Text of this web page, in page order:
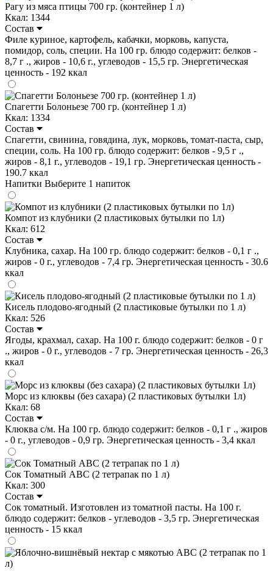
Рагу из мяса птицы 700 гр. (контейнер 1 л)
Ккал: 1344
Состав
Филе куриное, картофель, кабачки, морковь, капуста,
помидор, соль, специи. На 100 гр. блюдо содержит: белков -
8,7 г ., жиров - 10,6 г., углеводов - 15,5 гр. Энергетическая
ценность - 192 ккал
Спагетти Болоньезе 700 гр. (контейнер 1 л)
Ккал: 1334
Состав
Спагетти, свинина, говядина, лук, морковь, томат-паста, сыр,
специи, соль. На 100 гр. блюдо содержит: белков - 9,5 г .,
жиров - 8,1 г., углеводов - 19,1 гр. Энергетическая ценность -
190.7 ккал
Напитки Выберите 1 напиток
Компот из клубники (2 пластиковых бутылки по 1л)
Ккал: 612
Состав
Клубника, сахар. На 100 гр. блюдо содержит: белков - 0,1 г .,
жиров - 0 г., углеводов - 7,4 гр. Энергетическая ценность - 30.6
ккал
Кисель плодово-ягодный (2 пластиковые бутылки по 1 л)
Ккал: 526
Состав
Ягоды, крахмал, сахар. На 100 г. блюдо содержит: белков - 0 г
., жиров - 0 г., углеводов - 7 гр. Энергетическая ценность - 26,3
ккал
Морс из клюквы (без сахара) (2 пластиковых бутылки 1л)
Ккал: 68
Состав
Клюква с/м. На 100 гр. блюдо содержит: белков - 0,1 г ., жиров
- 0 г., углеводов - 0,9 гр. Энергетическая ценность - 3,4 ккал
Сок Томатный ABC (2 тетрапак по 1 л)
Ккал: 300
Состав
Сок томатный. Изготовлен из томатной пасты. На 100 г.
блюдо содержит: белков - углеводов - 3,5 гр. Энергетическая
ценность - 15 ккал